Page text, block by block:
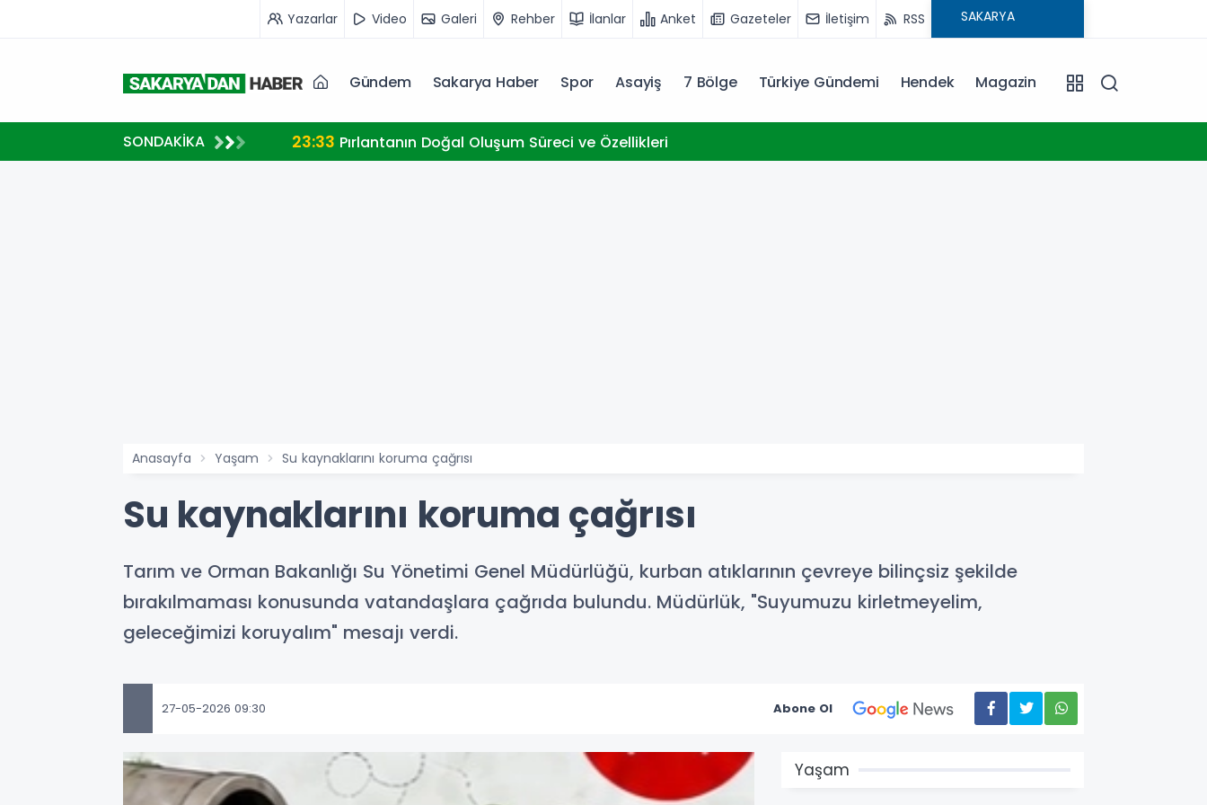
Yazarlar Video Galeri Rehber İlanlar Anket Gazeteler İletişim RSS
Gündem Sakarya Haber Spor Asayiş 7 Bölge Türkiye Gündemi Hendek Magazin
SONDAKİKA
MİLLİ TAKIM FORMASI GİYECEK 23:33 Pırlantanın Doğal Oluşum Süreci ve Özellikleri
Anasayfa Yaşam Su kaynaklarını koruma çağrısı
Su kaynaklarını koruma çağrısı
Tarım ve Orman Bakanlığı Su Yönetimi Genel Müdürlüğü, kurban atıklarının çevreye bilinçsiz şekilde
bırakılmaması konusunda vatandaşlara çağrıda bulundu. Müdürlük, "Suyumuzu kirletmeyelim,
geleceğimizi koruyalım" mesajı verdi.
27-05-2026 09:30 Abone Ol
Yaşam